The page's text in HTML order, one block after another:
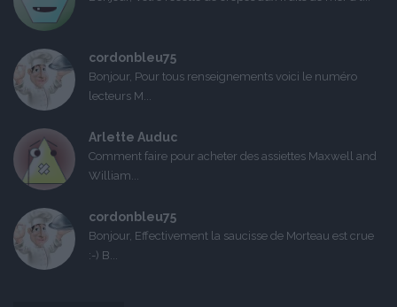
cordonbleu75
Bonjour, Pour tous renseignements voici le numéro
lecteurs M...
Arlette Auduc
Comment faire pour acheter des assiettes Maxwell and
William...
cordonbleu75
Bonjour, Effectivement la saucisse de Morteau est crue
:-) B...